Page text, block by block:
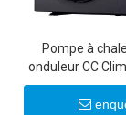
Pompe à
onduleur CC